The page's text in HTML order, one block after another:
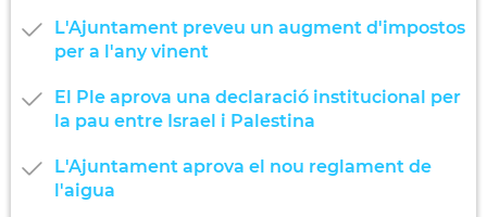
L'Ajuntament preveu un augment d'impostos
per a l'any vinent
El Ple aprova una declaració institucional per
la pau entre Israel i Palestina
L'Ajuntament aprova el nou reglament de
l'aigua